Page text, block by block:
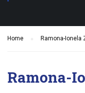
Home Ramona-Ionela
Ramona-